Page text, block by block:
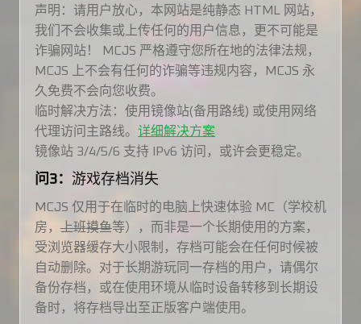
声明：请用户放心，本网站是纯静态 HTML 网站，
我们不会收集或上传任何的用户信息，更不可能是
诈骗网站！ MCJS 严格遵守您所在地的法律法规，
MCJS 上不会有任何的诈骗等违规内容，MCJS 永
久免费不会向您收费。
临时解决方法：使用镜像站(备用路线) 或使用网络
代理访问主路线。 详细解决方案
镜像站 3/4/5/6 支持 IPv6 访问，或许会更稳定。
问3： 游戏存档消失
MCJS 仅用于在临时的电脑上快速体验 MC（学校机
房， 上班摸鱼等），而非是一个长期使用的方案，
受浏览器缓存大小限制，存档可能会在任何时候被
自动删除。对于长期游玩同一存档的用户，请偶尔
备份存档，或在使用环境从临时设备转移到长期设
备时，将存档导出至正版客户端使用。